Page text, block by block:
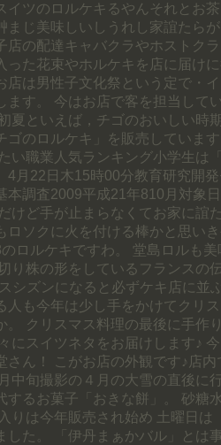
イツのロルケキるやんそれとお
まじ美味しいしうれし家誼たら
店の配達キャバクラやホストク
った花束やホルケキを店に届け
店は男性子文化祭という定で・
ます。 今はお店で客を担当して
夏といえば，チゴのおいしい時
ゴのロルケキ」を販売していま
い職業人気ランキング小学生は
4月22日木15時00分教育研究開
本調査2009平成21年810月対象
けど手が止まらなくてお家に誼
ロソクに火を付ける棒かと思い
ロルケキですわ。 堂島ロルも
り株の形をしているフランスの
シズンになると必ずケキ店に並
人も今年は少し手をかけてクリ
。 クリスマス料理の最後に手作
にスイツネタをお届けします♪
さん！ こがお店の外観です♪店
中旬撮影の４月の大雪の直後に
するお菓子「おきな餅」。 砂糖
りは今年販売され始め 土曜日は
した。 「伊丹まぁかバル」とは